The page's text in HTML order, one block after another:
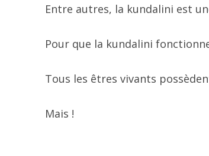
Entre autres, la kundalini est
Pour que la kundalini
Tous les êtres vivants
Mais !